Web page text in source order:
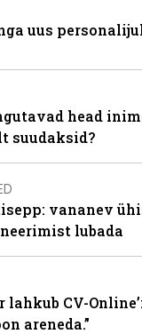
uus
head
suudaksid?
vananev
lubada
lahkub CV-
areneda.”